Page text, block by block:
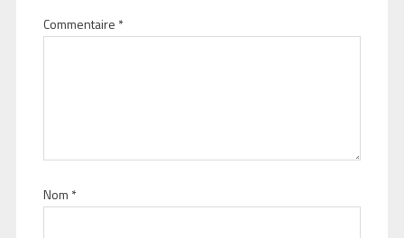
Commentaire *
Nom *